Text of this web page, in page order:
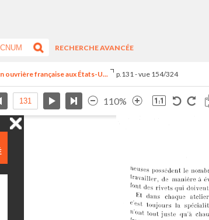
RECHERCHE AVANCÉE
ouvrière française aux États-U... p.131 - vue 154/324
110%